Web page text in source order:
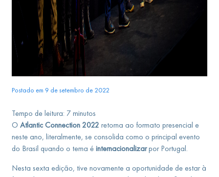
Postado em 9 de setembro de 2022
Tempo de leitura: 7 minutos
O Atlantic Connection 2022 retorna ao formato presencial e
neste ano, literalmente, se consolida como o principal evento
do Brasil quando o tema é internacionalizarpor Portugal.
Nesta sexta edição, tive novamente a oportunidade de estar à